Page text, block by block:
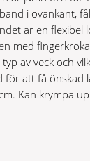
i ovankant,
är en flexibel
med
av veck och
för att få önskad
Kan krympa